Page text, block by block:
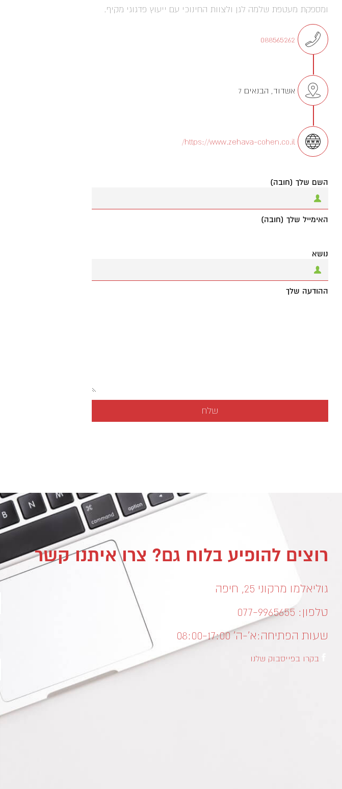
ומספקת מעטפת שלמה לגן ולצוות החינוכי עם ייעוץ פדגוגי מקיף.
088565262
אשדוד, הבנאים 7
https://www.zehava-cohen.co.il/
השם שלך (חובה)
האימייל שלך (חובה)
נושא
ההודעה שלך
רוצים להופיע בלוח גם? צרו איתנו קשר
גוליאלמו מרקוני 25, חיפה
טלפון: 077-9965655
שעות הפתיחה:א’-ה’ 08:00-17:00
בקרו בפייסבוק שלנו